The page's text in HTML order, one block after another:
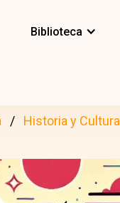
Biblioteca
Historia y Cultura